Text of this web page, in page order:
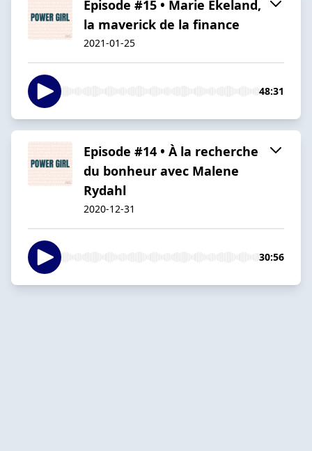
Episode #15 • Marie Ekeland,
la maverick de la finance
2021-01-25
48:31
Episode #14 • À la recherche
du bonheur avec Malene
Rydahl
2020-12-31
30:56